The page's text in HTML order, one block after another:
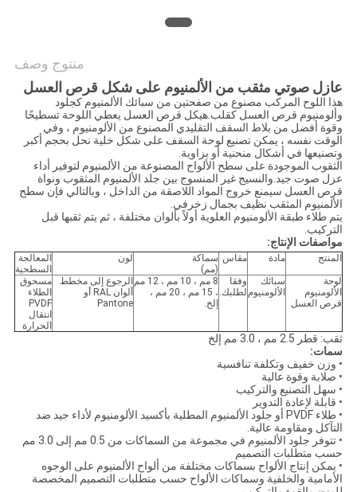
منتوج وصف
عازل صوتي مثقب من الألمنيوم على شكل قرص العسل
هذا اللوح المركب مصنوع من صفحتين من سبائك الألمنيوم كجلود
وألومنيوم قرص العسل كقلب.هيكل قرص العسل يعطي اللوحة تسطيحًا
وقوة أفضل من بلاط السقف التقليدي المصنوع من الألومنيوم ، وفي
الوقت نفسه ، يمكن تصنيع لوحة السقف على شكل خلية نحل بحجم أكبر
وتصنيعها في أشكال منحنية أو بزاوية.
الثقوب الموجودة على سطح الألواح المصنوعة من الألمنيوم لتوفير أداء
عزل صوت جيد.والنسيج غير المنسوج بين جلد الألمنيوم المثقوب ونواة
قرص العسل سيمنع خروج المواد اللاصقة من الداخل ، وبالتالي فإن سطح
الألمنيوم المثقب نظيف بجمال زخرفي.
يتم طلاء طبقة الألومنيوم العلوية أولاً بألوان مختلفة ، ثم يتم ثقبها قبل
التركيب.
مواصفات الإنتاج:
المنتج مادة مقاس سماكة
(مم)
لون
المعالجة
السطحية
لوحة
الألومنيوم
قرص العسل
سبائك
الألومنيوم
وفقا
لطلبك.
8 مم ، 10 مم ، 12 مم
، 15 مم ، 20 مم ،
إلخ.
الرجوع إلى مخطط
ألوان RAL أو
Pantone
مسحوق
الطلاء
PVDF
انتقال
الحرارة
ثقب: قطر 2.5 مم ، 3.0 مم إلخ
سمات:
• وزن خفيف وتكلفة تنافسية
• صلابة وقوة عالية
• سهل التصنيع والتركيب
• قابلة لإعادة التدوير
• طلاء PVDF أو جلود الألمنيوم المطلية بأكسيد الألومنيوم لأداء جيد ضد
التآكل ومقاومة عالية.
• تتوفر جلود الألمنيوم في مجموعة من السماكات من 0.5 مم إلى 3.0 مم
حسب متطلبات التصميم
• يمكن إنتاج الألواح بسماكات مختلفة من ألواح الألمنيوم على الوجوه
الأمامية والخلفية وسماكات الألواح حسب متطلبات التصميم المخصصة